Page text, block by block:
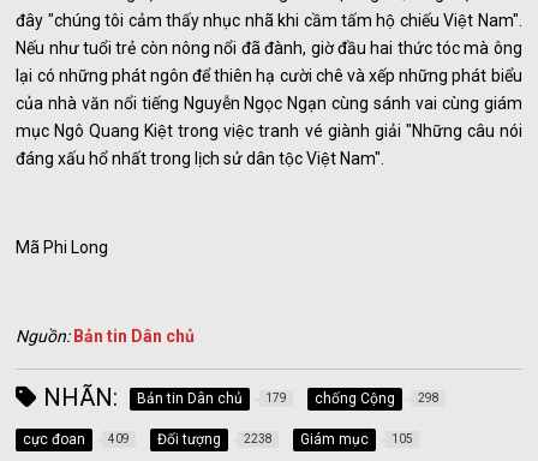
đây "chúng tôi cảm thấy nhục nhã khi cầm tấm hộ chiếu Việt Nam".
Nếu như tuổi trẻ còn nông nổi đã đành, giờ đầu hai thức tóc mà ông
lại có những phát ngôn để thiên hạ cười chê và xếp những phát biểu
của nhà văn nổi tiếng Nguyễn Ngọc Ngạn cùng sánh vai cùng giám
mục Ngô Quang Kiệt trong việc tranh vé giành giải "Những câu nói
đáng xấu hổ nhất trong lịch sử dân tộc Việt Nam".
Mã Phi Long
Nguồn: Bản tin Dân chủ
NHÃN: Bản tin Dân chủ 179 chống Cộng 298
cực đoan 409 Đối tượng 2238 Giám mục 105